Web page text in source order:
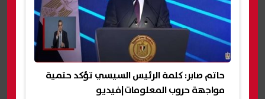
حاتم صابر: كلمة الرئيس السيسي تؤكد حتمية
مواجهة حروب المعلومات|فيديو